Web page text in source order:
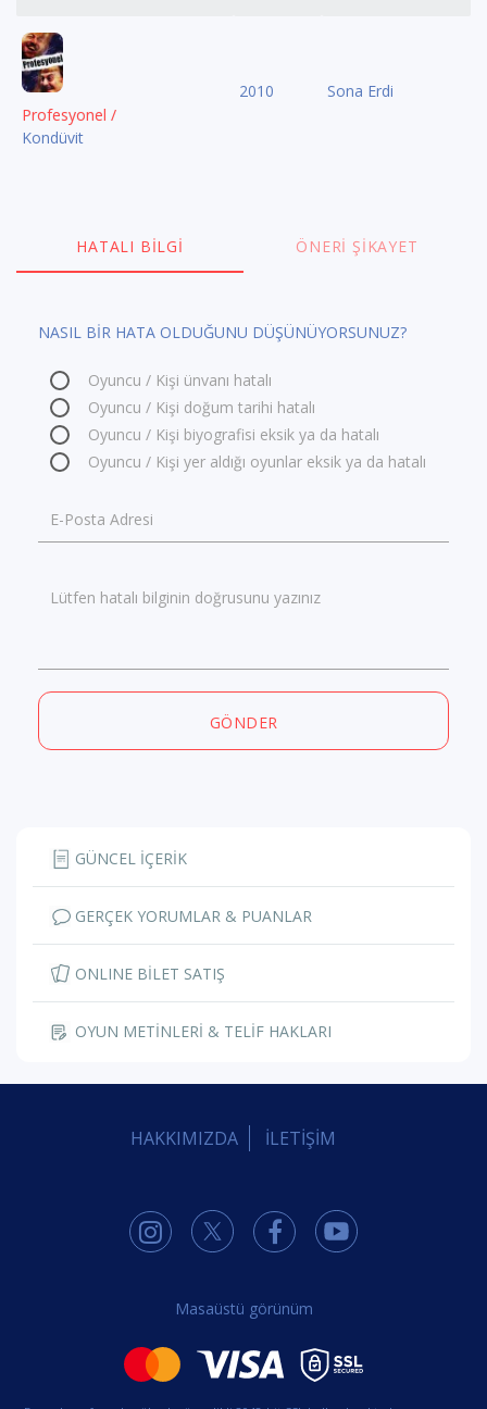
Profesyonel /
Kondüvit
2010 Sona Erdi
HATALI BILGI ÖNERI ŞIKAYET
NASIL BİR HATA OLDUĞUNU DÜŞÜNÜYORSUNUZ?
Oyuncu / Kişi ünvanı hatalı
Oyuncu / Kişi doğum tarihi hatalı
Oyuncu / Kişi biyografisi eksik ya da hatalı
Oyuncu / Kişi yer aldığı oyunlar eksik ya da hatalı
E-Posta Adresi
Lütfen hatalı bilginin doğrusunu yazınız
GÖNDER
GÜNCEL İÇERİK
GERÇEK YORUMLAR & PUANLAR
ONLINE BİLET SATIŞ
OYUN METİNLERİ & TELİF HAKLARI
HAKKIMIZDA İLETİŞİM
Masaüstü görünüm